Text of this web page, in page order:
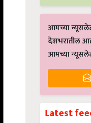
आमच्या
देशभरातील
आमच्या
Latest